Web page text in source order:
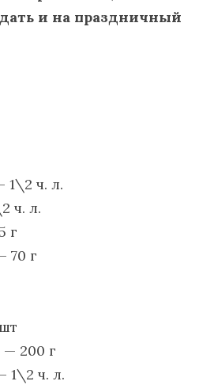
и на праздничный
1\2 ч. л.
ч. л.
г
70 г
200 г
1\2 ч. л.